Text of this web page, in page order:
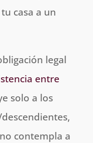
casa a un
legal
entre
solo a los
contempla a